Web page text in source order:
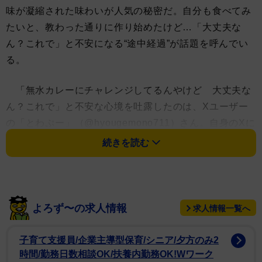
味が凝縮された味わいが人気の秘密だ。自分も食べてみ
たいと、教わった通りに作り始めたけど…「大丈夫な
ん？これで」と不安になる“途中経過”が話題を呼んでい
る。
「無水カレーにチャレンジしてるんやけど 大丈夫な
ん？これで」と不安な心境を吐露したのは、Xユーザー
「無水カレー」を調理している途中の様子を公開した。
るという。その上から、適当な大きさに切った豚バラ
肉、鶏肉を乗せ、ニンニクスライス、ミックスベジタブ
ルも鍋へ。仕上げにカレーパウダー、カレールーを投入
した。
続きを読む
よろず〜の求人情報 求人情報一覧へ
子育て支援員/企業主導型保育/シニア/夕方のみ2
時間/勤務日数相談OK/扶養内勤務OK!Wワーク